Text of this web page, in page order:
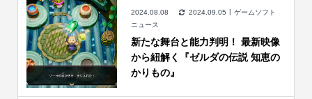
2024.08.08 2024.09.05
ゲームソフト
ニュース
新たな舞台と能力判明！ 最新映像
から紐解く『ゼルダの伝説 知恵の
かりもの』